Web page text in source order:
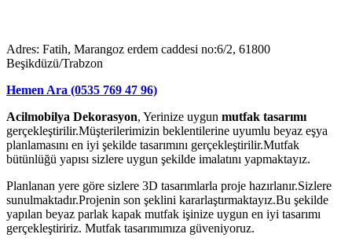
Adres: Fatih, Marangoz erdem caddesi no:6/2, 61800
Beşikdüzü/Trabzon
Hemen Ara (0535 769 47 96)
Acilmobilya Dekorasyon, Yerinize uygun mutfak tasarımı
gerçekleştirilir.Müşterilerimizin beklentilerine uyumlu beyaz eşya
planlamasını en iyi şekilde tasarımını gerçekleştirilir.Mutfak
bütünlüğü yapısı sizlere uygun şekilde imalatını yapmaktayız.
Planlanan yere göre sizlere 3D tasarımlarla proje hazırlanır.Sizlere
sunulmaktadır.Projenin son şeklini kararlaştırmaktayız.Bu şekilde
yapılan beyaz parlak kapak mutfak işinize uygun en iyi tasarımı
gerçekleştiririz. Mutfak tasarımımıza güveniyoruz.